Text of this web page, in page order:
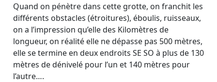
Quand on pénètre dans cette grotte, on franchit les
différents obstacles (étroitures), éboulis, ruisseaux,
on a l’impression qu’elle des Kilomètres de
longueur, on réalité elle ne dépasse pas 500 mètres,
elle se termine en deux endroits SE SO à plus de 130
mètres de dénivelé pour l’un et 140 mètres pour
l’autre….